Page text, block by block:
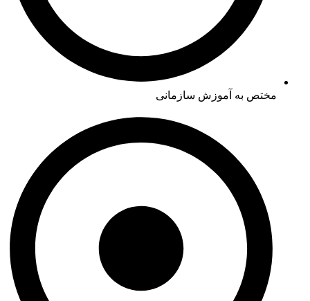
مختص به آموزش سازمانی